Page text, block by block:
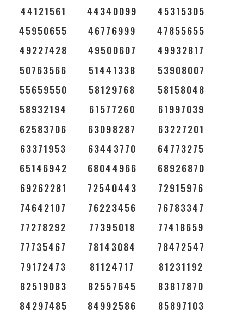
44121561
44340099
45315305
45950655
46776999
47855655
49227428
49500607
49932817
50763566
51441338
53908007
55659550
58129768
58158048
58932194
61577260
61997039
62583706
63098287
63227201
63371953
63443770
64773275
65146942
68044966
68926870
69262281
72540443
72915976
74642107
76223456
76783347
77278292
77395018
77418659
77735467
78143084
78472547
79172473
81124717
81231192
82519083
82557645
83817870
84297485
84992586
85897103